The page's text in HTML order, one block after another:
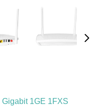
1GE 1FXS